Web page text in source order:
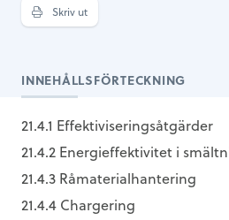
Skriv ut
INNEHÅLLSFÖRTECKNING
21.4.1 Effektiviseringsåtgärder
21.4.2 Energieffektivitet i
21.4.3 Råmaterialhantering
21.4.4 Chargering